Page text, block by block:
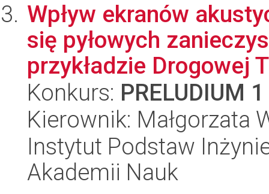
Wpływ ekranów
się pyłowych
przykładzie Drogowej
Konkurs: PRELUDIUM 1
Kierownik: Małgorzata
Instytut Podstaw
Akademii Nauk